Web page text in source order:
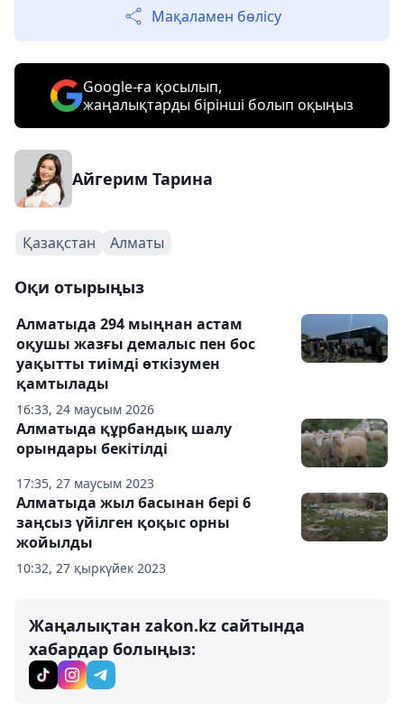
Мақаламен бөлісу
Google-ға қосылып,
жаңалықтарды бірінші болып оқыңыз
Айгерим Тарина
Қазақстан Алматы
Оқи отырыңыз
16:33, 24 маусым 2026
Алматыда 294 мыңнан астам
оқушы жазғы демалыс пен бос
уақытты тиімді өткізумен
қамтылады
17:35, 27 маусым 2023
Алматыда құрбандық шалу
орындары бекітілді
10:32, 27 қыркүйек 2023
Алматыда жыл басынан бері 6
заңсыз үйілген қоқыс орны
жойылды
Жаңалықтан zakon.kz сайтында
хабардар болыңыз: